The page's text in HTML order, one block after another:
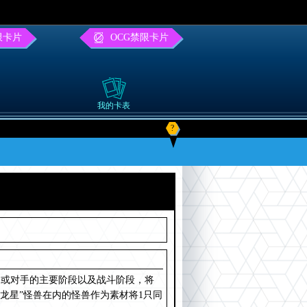
卡片 OCG禁限卡片
我的卡表
?
对手的主要阶段以及战斗阶段，将
星”怪兽在内的怪兽作为素材将1只同